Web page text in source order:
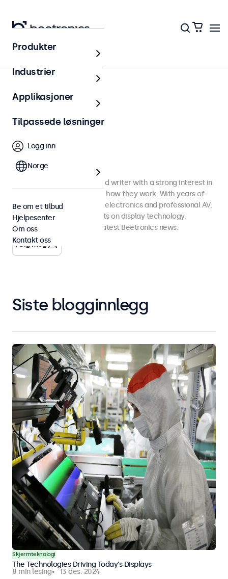
Hjem
Siste blogginnlegg
Skjermteknologi
The Technologies Driving Today’s Displays
8 min lesing
13 des. 2024
Leon Pin
Chief Operating Officer
Leon is an Amsterdam-based writer with a strong interest in
emerging technologies and how they work. With years of
experience in AV consumer electronics and professional AV,
he writes and shares insights on display technology,
hardware design, and the latest Beetronics news.
Følg meg
Produkter
Industrier
Applikasjoner
Tilpassede løsninger
Logg inn
Norge
Be om et tilbud
Hjelpesenter
Om oss
Kontakt oss